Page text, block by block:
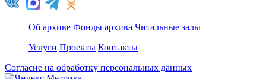
Об архиве Фонды архива Читальные залы
Услуги Проекты Контакты
Согласие на обработку персональных данных